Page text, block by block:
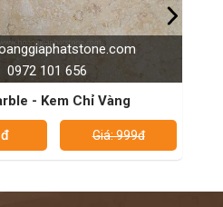
www.hoanggiaphatstone.com
0972 101 656
Đá Marble - Marmara
Giá: 99đ Giá: 999đ